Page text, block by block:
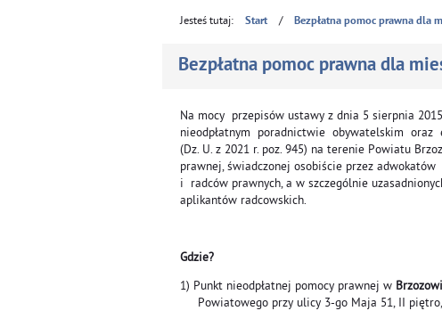
Jesteś tutaj: Start / Bezpłatna pomoc prawna dla
Bezpłatna pomoc prawna dla
Na mocy przepisów ustawy z dnia 5 sierpnia
nieodpłatnym poradnictwie obywatelskim oraz
(Dz. U. z 2021 r. poz. 945) na terenie Powiatu
prawnej, świadczonej osobiście przez adwokatów
i radców prawnych, a w szczególnie
aplikantów radcowskich.
Gdzie?
1) Punkt nieodpłatnej pomocy prawnej w
Powiatowego przy ulicy 3-go Maja 51, II